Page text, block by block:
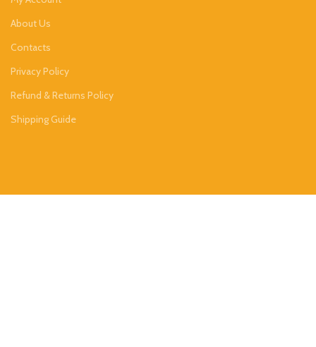
About Us
Contacts
Privacy Policy
Refund & Returns Policy
Shipping Guide